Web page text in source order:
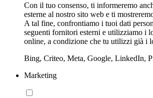
Con il tuo consenso, ti informeremo
esterne al nostro sito web e ti
A tal fine, confrontiamo i tuoi dati
seguenti fornitori esterni e utilizziamo i
online, a condizione che tu utilizzi già i
Bing, Criteo, Meta, Google, LinkedIn,
Marketing